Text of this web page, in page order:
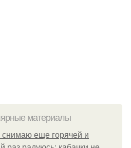
материалы
снимаю еще горячей и